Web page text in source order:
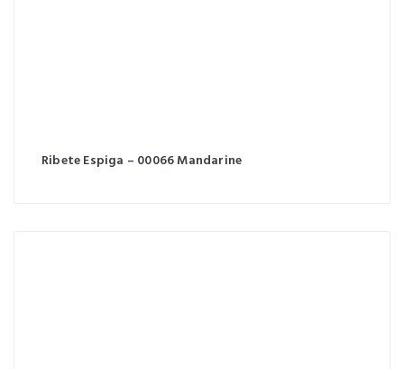
Ribete Espiga – 00066 Mandarine